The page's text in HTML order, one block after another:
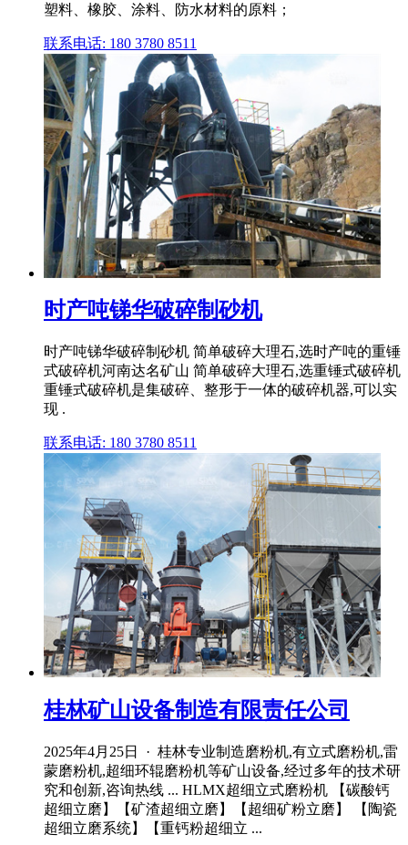
塑料、橡胶、涂料、防水材料的原料；
联系电话: 180 3780 8511
时产吨锑华破碎制砂机
时产吨锑华破碎制砂机 简单破碎大理石,选时产吨的重锤
式破碎机河南达名矿山 简单破碎大理石,选重锤式破碎机
重锤式破碎机是集破碎、整形于一体的破碎机器,可以实
现 .
联系电话: 180 3780 8511
桂林矿山设备制造有限责任公司
2025年4月25日 · 桂林专业制造磨粉机,有立式磨粉机,雷
蒙磨粉机,超细环辊磨粉机等矿山设备,经过多年的技术研
究和创新,咨询热线 ... HLMX超细立式磨粉机 【碳酸钙
超细立磨】【矿渣超细立磨】【超细矿粉立磨】 【陶瓷
超细立磨系统】【重钙粉超细立 ...